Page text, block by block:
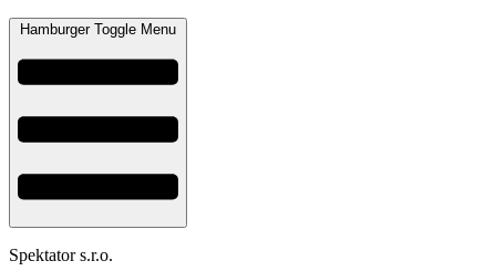
Hamburger Toggle Menu
Spektator s.r.o.